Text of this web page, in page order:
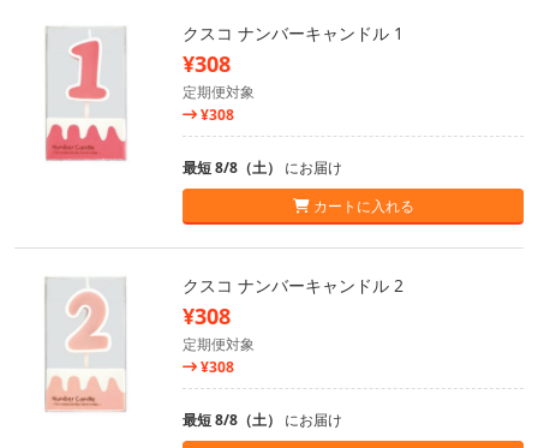
クスコ ナンバーキャンドル 1
¥308
定期便対象
¥308
最短 8/8（土） にお届け
カートに入れる
クスコ ナンバーキャンドル 2
¥308
定期便対象
¥308
最短 8/8（土） にお届け